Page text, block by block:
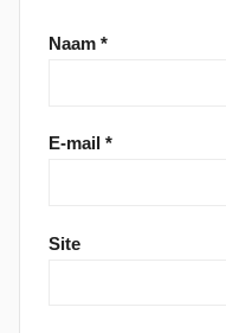
Naam *
E-mail *
Site